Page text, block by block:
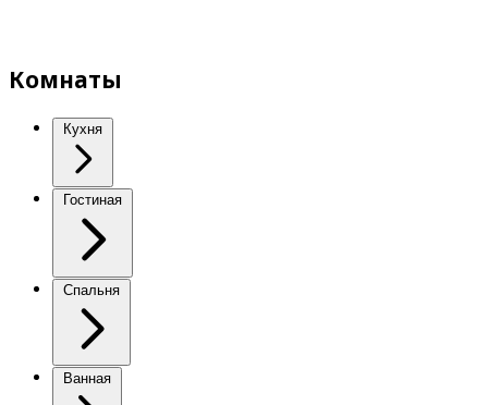
Комнаты
Кухня
Гостиная
Спальня
Ванная